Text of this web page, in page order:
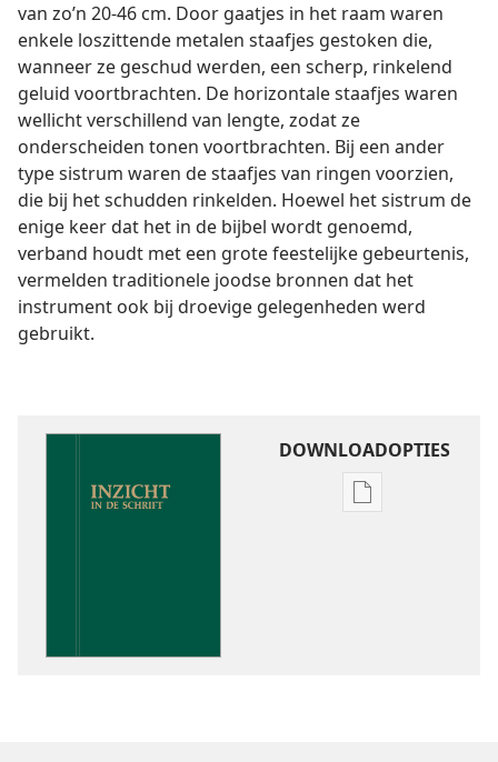
van zo’n 20-46 cm. Door gaatjes in het raam waren
enkele loszittende metalen staafjes gestoken die,
wanneer ze geschud werden, een scherp, rinkelend
geluid voortbrachten. De horizontale staafjes waren
wellicht verschillend van lengte, zodat ze
onderscheiden tonen voortbrachten. Bij een ander
type sistrum waren de staafjes van ringen voorzien,
die bij het schudden rinkelden. Hoewel het sistrum de
enige keer dat het in de bijbel wordt genoemd,
verband houdt met een grote feestelijke gebeurtenis,
vermelden traditionele joodse bronnen dat het
instrument ook bij droevige gelegenheden werd
gebruikt.
DOWNLOADOPTIES